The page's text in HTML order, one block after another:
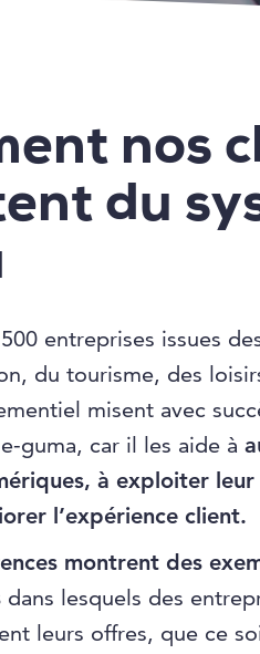
nos
du
entreprises issues
du tourisme, des
misent avec
guma, car il les aide à
à exploiter
l’expérience client.
montrent des
dans lesquels des
leurs offres, que ce